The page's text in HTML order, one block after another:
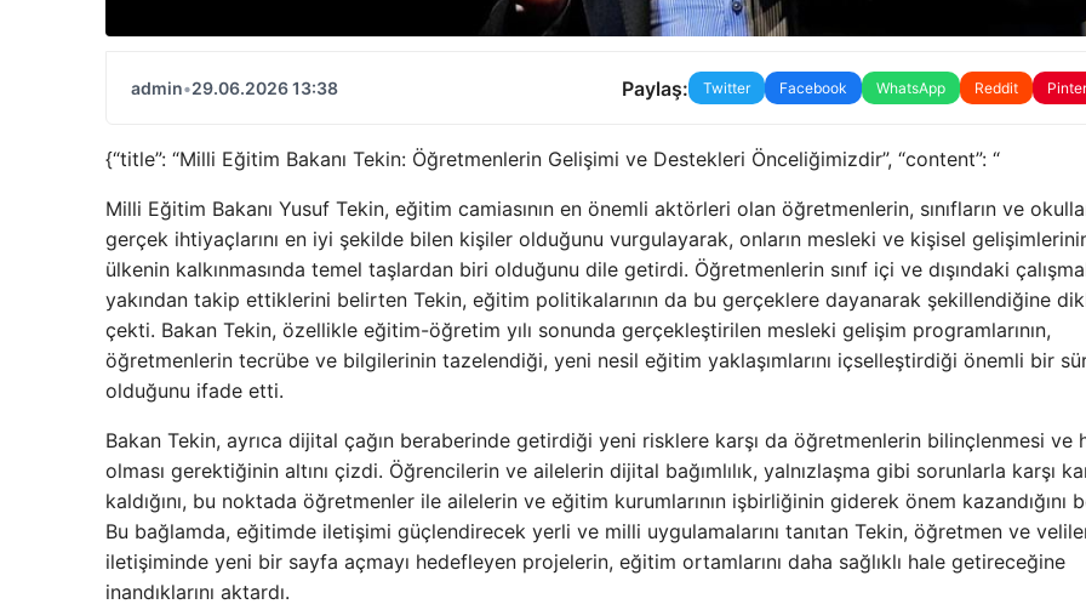
admin•29.06.2026 13:38 Paylaş: Twitter Facebook WhatsApp Reddit
{“title”: “Milli Eğitim Bakanı Tekin: Öğretmenlerin Gelişimi ve Destekleri Önceliğimizdir”, “content”: “
Milli Eğitim Bakanı Yusuf Tekin, eğitim camiasının en önemli aktörleri olan öğretmenlerin, sınıfların ve
gerçek ihtiyaçlarını en iyi şekilde bilen kişiler olduğunu vurgulayarak, onların mesleki ve kişisel
ülkenin kalkınmasında temel taşlardan biri olduğunu dile getirdi. Öğretmenlerin sınıf içi ve dışındaki
yakından takip ettiklerini belirten Tekin, eğitim politikalarının da bu gerçeklere dayanarak şekillendiğine
çekti. Bakan Tekin, özellikle eğitim-öğretim yılı sonunda gerçekleştirilen mesleki gelişim programlarının,
öğretmenlerin tecrübe ve bilgilerinin tazelendiği, yeni nesil eğitim yaklaşımlarını içselleştirdiği önemli bir
olduğunu ifade etti.
Bakan Tekin, ayrıca dijital çağın beraberinde getirdiği yeni risklere karşı da öğretmenlerin bilinçlenmesi ve
olması gerektiğinin altını çizdi. Öğrencilerin ve ailelerin dijital bağımlılık, yalnızlaşma gibi sorunlarla karşı
kaldığını, bu noktada öğretmenler ile ailelerin ve eğitim kurumlarının işbirliğinin giderek önem kazandığını
Bu bağlamda, eğitimde iletişimi güçlendirecek yerli ve milli uygulamalarını tanıtan Tekin, öğretmen ve
iletişiminde yeni bir sayfa açmayı hedefleyen projelerin, eğitim ortamlarını daha sağlıklı hale getireceğine
inandıklarını aktardı.